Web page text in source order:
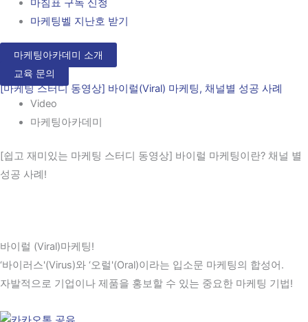
마침표 구독 신청
마케팅벨 지난호 받기
마케팅아카데미 소개
교육 문의
[마케팅 스터디 동영상] 바이럴(Viral) 마케팅, 채널별 성공 사례
Video
마케팅아카데미
[쉽고 재미있는 마케팅 스터디 동영상] 바이럴 마케팅이란? 채널 별
성공 사례!
바이럴 (Viral)마케팅!
‘바이러스'(Virus)와 ‘오럴'(Oral)이라는 입소문 마케팅의 합성어.
자발적으로 기업이나 제품을 홍보할 수 있는 중요한 마케팅 기법!